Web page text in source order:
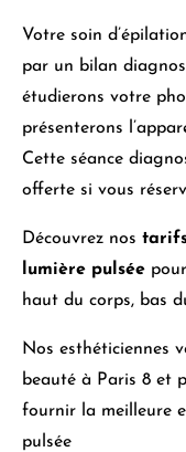
Votre soin
par un bilan
étudierons votre
présenterons
Cette séance
offerte si vous
Découvrez nos
lumière pulsée
haut du corps, bas
Nos esthéticiennes
beauté à Paris 8 et
fournir la meilleure
pulsée